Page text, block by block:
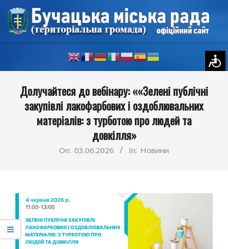
Skip
content
NavigationДолучайтеся до вебінару: ««Зелені публічні
закупівлі лакофарбових і оздоблювальних
матеріалів: з турботою про людей та
довкілля»
On: 03.06.2026 In: Новини